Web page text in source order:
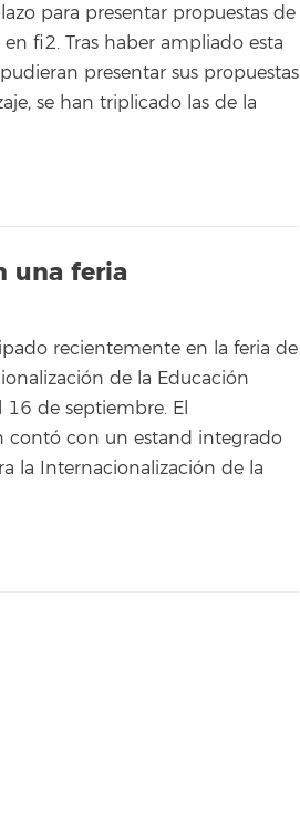
para presentar propuestas de
fi2. Tras haber ampliado esta
presentar sus propuestas
se han triplicado las de la
una feria
recientemente en la feria de
de la Educación
16 de septiembre. El
contó con un estand integrado
la Internacionalización de la